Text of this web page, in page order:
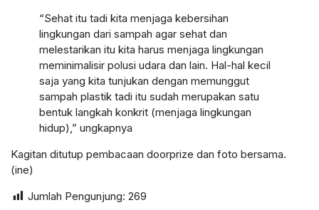
“Sehat itu tadi kita menjaga kebersihan
lingkungan dari sampah agar sehat dan
melestarikan itu kita harus menjaga lingkungan
meminimalisir polusi udara dan lain. Hal-hal kecil
saja yang kita tunjukan dengan memunggut
sampah plastik tadi itu sudah merupakan satu
bentuk langkah konkrit (menjaga lingkungan
hidup),” ungkapnya
Kagitan ditutup pembacaan doorprize dan foto bersama.
(ine)
Jumlah Pengunjung: 269